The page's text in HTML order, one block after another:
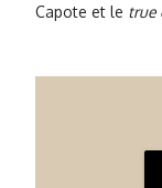
Capote et le true